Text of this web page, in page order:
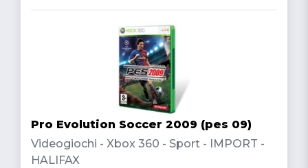
Pro Evolution Soccer 2009 (pes 09)
Videogiochi - Xbox 360 - Sport - IMPORT -
HALIFAX